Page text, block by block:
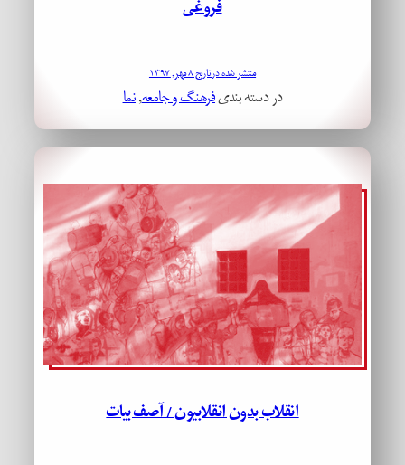
فروغی
منتشر شده در تاریخ ۸ مهر, ۱۳۹۷
در دسته بندیفرهنگ و جامعه, نما
انقلاب بدون انقلابیون / آصف بیات